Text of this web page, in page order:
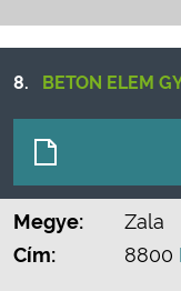
8. BETON ELEM
Megye:
Zala
Cím:
8800